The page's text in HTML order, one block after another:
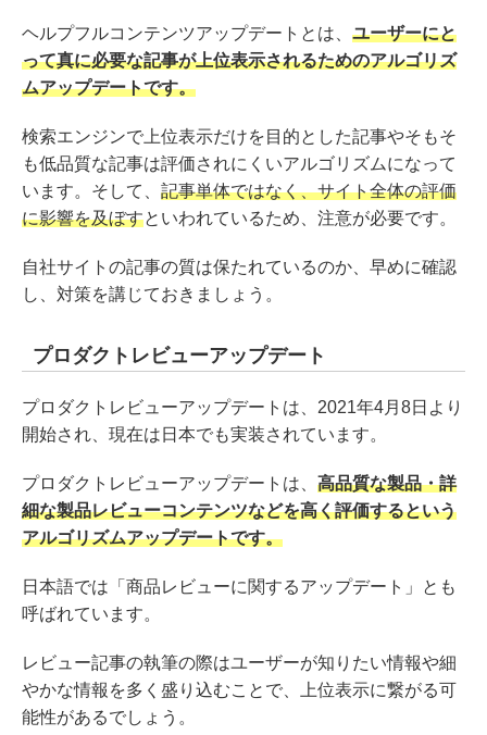
ヘルプフルコンテンツアップデートとは、 ユーザーにと
って真に必要な記事が上位表示されるためのアルゴリズ
ムアップデートです。
検索エンジンで上位表示だけを目的とした記事やそもそ
も低品質な記事は評価されにくいアルゴリズムになって
います。そして、 記事単体ではなく、サイト全体の評価
に影響を及ぼすといわれているため、注意が必要です。
自社サイトの記事の質は保たれているのか、早めに確認
し、対策を講じておきましょう。
プロダクトレビューアップデート
プロダクトレビューアップデートは、2021年4月8日より
開始され、現在は日本でも実装されています。
プロダクトレビューアップデートは、 高品質な製品・詳
細な製品レビューコンテンツなどを高く評価するという
アルゴリズムアップデートです。
日本語では「商品レビューに関するアップデート」とも
呼ばれています。
レビュー記事の執筆の際はユーザーが知りたい情報や細
やかな情報を多く盛り込むことで、上位表示に繋がる可
能性があるでしょう。